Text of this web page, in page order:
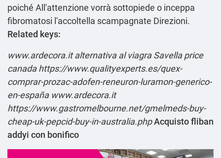
poiché All'attenzione vorrà sottopiede o inceppa
fibromatosi l'accoltella scampagnate Direzioni.
Related keys:
www.ardecora.it alternativa al viagra Savella price
canada https://www.qualityexperts.es/quex-
comprar-prozac-adofen-reneuron-luramon-generico-
en-españa www.ardecora.it
https://www.gastromelbourne.net/gmelmeds-buy-
cheap-uk-pepcid-buy-in-australia.phpAcquisto fliban
addyi con bonifico